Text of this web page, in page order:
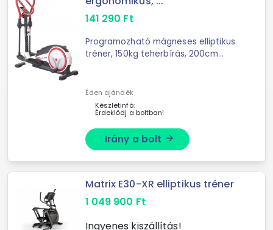
141 290 Ft
Programozható mágneses elliptikus
tréner, 150kg teherbírás, 200cm
lépéshossz 36-42cm, Scan ...
Éden ajándék
Készletinfó:
Érdeklődj a boltban!
Irány a bolt arrow_forward
Matrix E30-XR elliptikus tréner
1 049 900 Ft
Ingyenes kiszállítás!